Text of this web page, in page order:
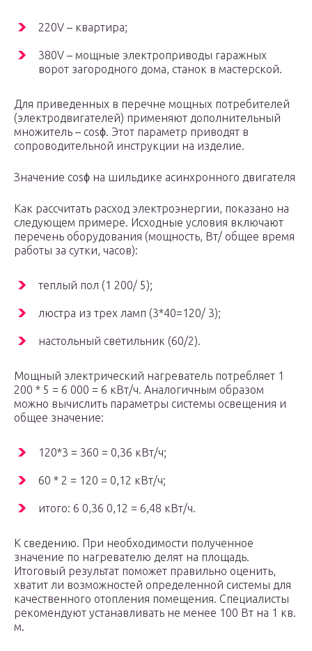
220V – квартира;
380V – мощные электроприводы гаражных
ворот загородного дома, станок в мастерской.
Для приведенных в перечне мощных потребителей
(электродвигателей) применяют дополнительный
множитель – cosϕ. Этот параметр приводят в
сопроводительной инструкции на изделие.
Значение cosϕ на шильдике асинхронного двигателя
Как рассчитать расход электроэнергии, показано на
следующем примере. Исходные условия включают
перечень оборудования (мощность, Вт/ общее время
работы за сутки, часов):
теплый пол (1 200/ 5);
люстра из трех ламп (3*40=120/ 3);
настольный светильник (60/2).
Мощный электрический нагреватель потребляет 1
200 * 5 = 6 000 = 6 кВт/ч. Аналогичным образом
можно вычислить параметры системы освещения и
общее значение:
120*3 = 360 = 0,36 кВт/ч;
60 * 2 = 120 = 0,12 кВт/ч;
итого: 6 0,36 0,12 = 6,48 кВт/ч.
К сведению. При необходимости полученное
значение по нагревателю делят на площадь.
Итоговый результат поможет правильно оценить,
хватит ли возможностей определенной системы для
качественного отопления помещения. Специалисты
рекомендуют устанавливать не менее 100 Вт на 1 кв.
м.